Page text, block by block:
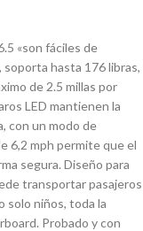
«son fáciles de
soporta hasta 176 libras,
de 2.5 millas por
LED mantienen la
con un modo de
6,2 mph permite que el
segura. Diseño para
transportar pasajeros
solo niños, toda la
Probado y con